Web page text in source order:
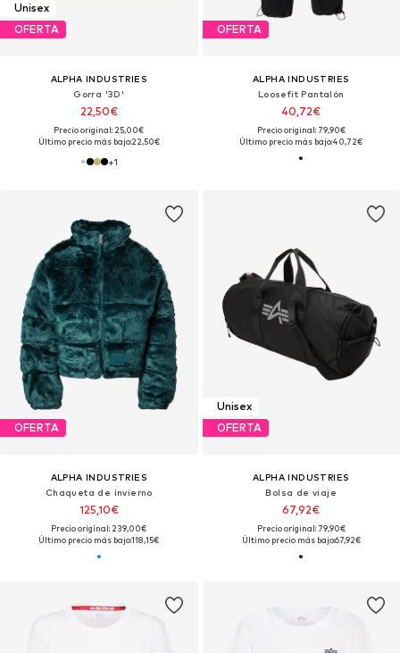
Unisex
OFERTA
ALPHA INDUSTRIES
Gorra '3D'
22,50€
Precio original: 25,00€
Último precio más bajo:22,50€
+1
OFERTA
ALPHA INDUSTRIES
Loosefit Pantalón
40,72€
Precio original: 79,90€
Último precio más bajo:40,72€
OFERTA
ALPHA INDUSTRIES
Chaqueta de invierno
125,10€
Precio original: 239,00€
Último precio más bajo:118,15€
Unisex
OFERTA
ALPHA INDUSTRIES
Bolsa de viaje
67,92€
Precio original: 79,90€
Último precio más bajo:67,92€